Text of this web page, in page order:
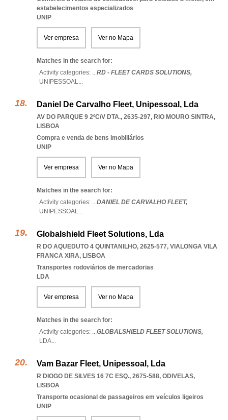
estabelecimentos especializados
UNIP
Ver empresa Ver no Mapa
Matches in the search for:
Activity categories: ...RD - FLEET CARDS SOLUTIONS,
UNIPESSOAL...
Daniel De Carvalho Fleet, Unipessoal, Lda
AV DO PARQUE 9 2ºC/V DTA., 2635-297, RIO MOURO SINTRA,
LISBOA
Compra e venda de bens imobiliários
UNIP
Ver empresa Ver no Mapa
Matches in the search for:
Activity categories: ...DANIEL DE CARVALHO FLEET,
UNIPESSOAL...
Globalshield Fleet Solutions, Lda
R DO AQUEDUTO 4 QUINTANILHO, 2625-577, VIALONGA VILA
FRANCA XIRA, LISBOA
Transportes rodoviários de mercadorias
LDA
Ver empresa Ver no Mapa
Matches in the search for:
Activity categories: ...GLOBALSHIELD FLEET SOLUTIONS,
LDA...
Vam Bazar Fleet, Unipessoal, Lda
R DIOGO DE SILVES 16 7C ESQ., 2675-588, ODIVELAS,
LISBOA
Transporte ocasional de passageiros em veículos ligeiros
UNIP